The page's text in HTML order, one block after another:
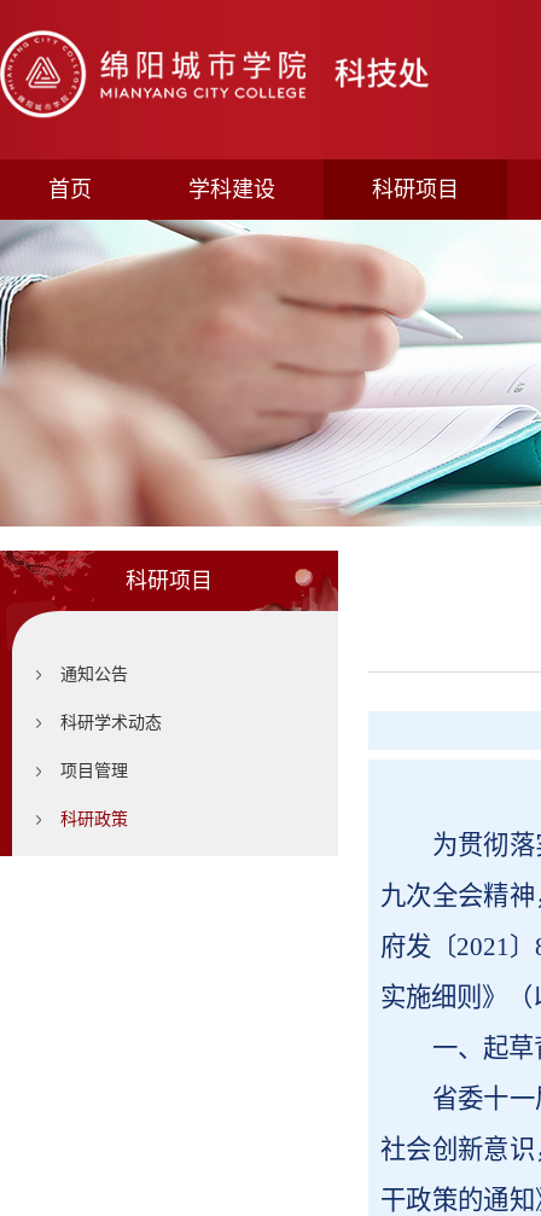
首页 学科建设 科研项目
科研项目
通知公告
科研学术动态
项目管理
科研政策
为贯彻
九次全会精
府发〔2021
实施细则》
一、起草
省委十
社会创新意
干政策的通